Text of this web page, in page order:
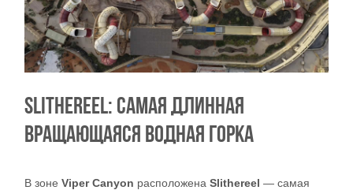
SLITHEREEL: САМАЯ ДЛИННАЯ
ВРАЩАЮЩАЯСЯ ВОДНАЯ ГОРКА
В зоне Viper Canyon расположена Slithereel — самая